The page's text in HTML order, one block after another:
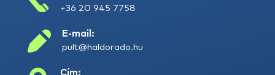
+36 20 945 7758
E-mail:
pult@haldorado.hu
Cím: